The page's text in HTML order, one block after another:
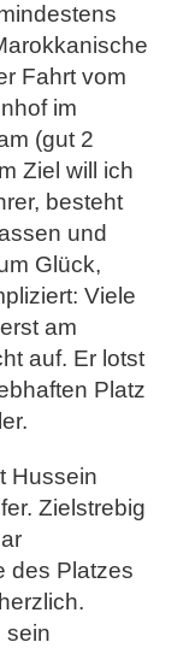
Fahrt vom
im
(gut 2
Ziel will ich
besteht
und
Glück,
Viele
am
auf. Er lotst
Platz
Hussein
Zielstrebig
des Platzes
sein